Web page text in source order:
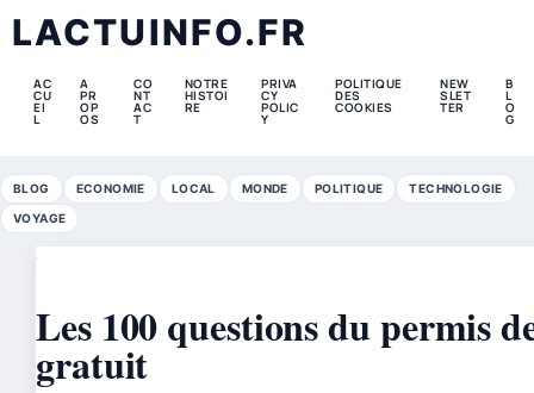
LACTUINFO.FR
AC
CU
EI
L
A
PR
OP
OS
CO
NT
AC
T
NOTRE
HISTOI
RE
PRIVA
CY
POLIC
Y
POLITIQUE
DES
COOKIES
NEW
SLET
TER
B
L
O
G
BLOG ECONOMIE LOCAL MONDE POLITIQUE TECHNOLOGIE
VOYAGE
Les 100 questions du permis
gratuit